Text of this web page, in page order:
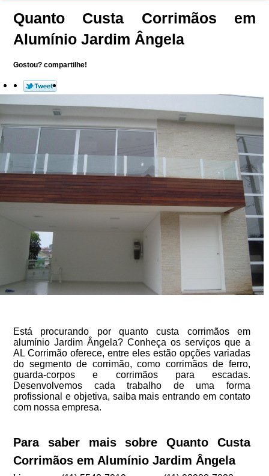
Quanto Custa Corrimãos em
Alumínio Jardim Ângela
Gostou? compartilhe!
Está procurando por quanto custa corrimãos em
alumínio Jardim Ângela? Conheça os serviços que a
AL Corrimão oferece, entre eles estão opções variadas
do segmento de corrimão, como corrimãos de ferro,
guarda-corpos e corrimãos para escadas.
Desenvolvemos cada trabalho de uma forma
profissional e objetiva, saiba mais entrando em contato
com nossa empresa.
Para saber mais sobre Quanto Custa
Corrimãos em Alumínio Jardim Ângela